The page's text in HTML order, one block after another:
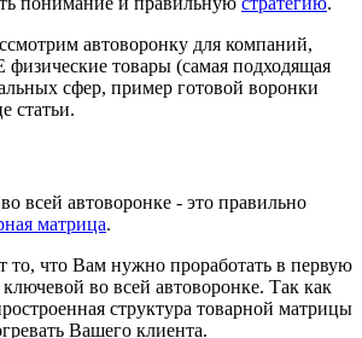
автоворонку для компаний,
товары (самая подходящая
сфер, пример готовой воронки
статьи.
всей автоворонке - это правильно
матрица.
что Вам нужно проработать в первую
во всей автоворонке. Так как
структура товарной матрицы
Вашего клиента.